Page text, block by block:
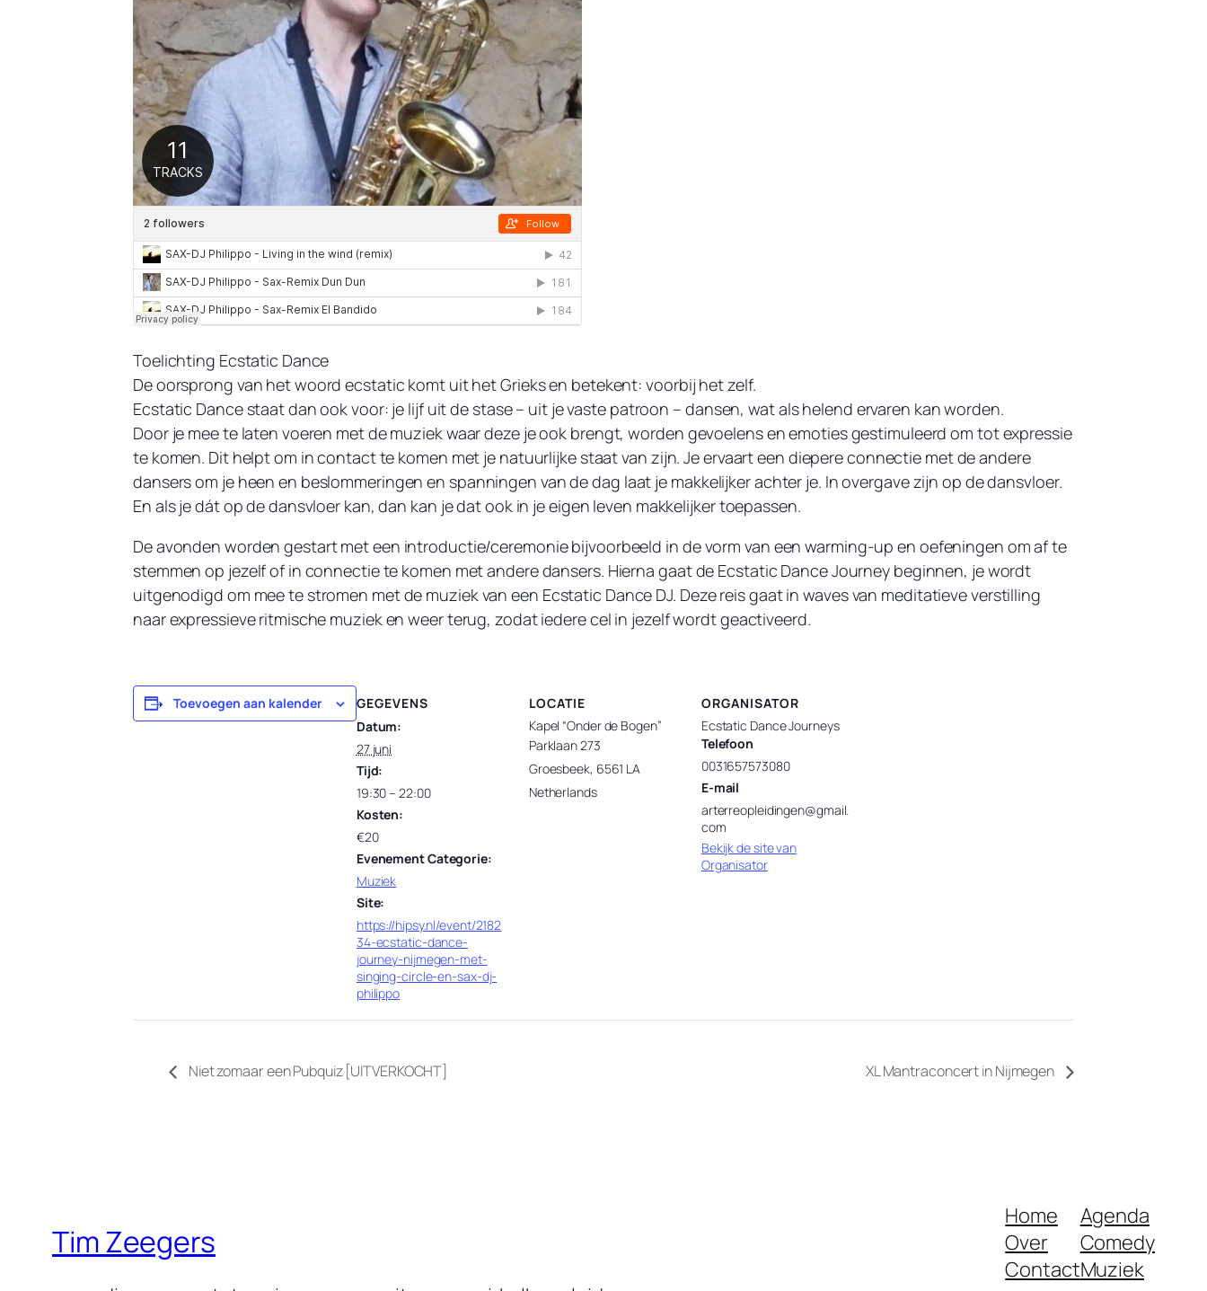
Toelichting Ecstatic Dance
De oorsprong van het woord ecstatic komt uit het Grieks en betekent: voorbij het zelf.
Ecstatic Dance staat dan ook voor: je lijf uit de stase – uit je vaste patroon – dansen, wat als helend ervaren kan worden.
Door je mee te laten voeren met de muziek waar deze je ook brengt, worden gevoelens en emoties gestimuleerd om tot expressie
te komen. Dit helpt om in contact te komen met je natuurlijke staat van zijn. Je ervaart een diepere connectie met de andere
dansers om je heen en beslommeringen en spanningen van de dag laat je makkelijker achter je. In overgave zijn op de dansvloer.
En als je dát op de dansvloer kan, dan kan je dat ook in je eigen leven makkelijker toepassen.
De avonden worden gestart met een introductie/ceremonie bijvoorbeeld in de vorm van een warming-up en oefeningen om af te
stemmen op jezelf of in connectie te komen met andere dansers. Hierna gaat de Ecstatic Dance Journey beginnen, je wordt
uitgenodigd om mee te stromen met de muziek van een Ecstatic Dance DJ. Deze reis gaat in waves van meditatieve verstilling
naar expressieve ritmische muziek en weer terug, zodat iedere cel in jezelf wordt geactiveerd.
Toevoegen aan kalender
GEGEVENS
Datum:
27 juni
Tijd:
19:30 – 22:00
Kosten:
€20
Evenement Categorie:
Muziek
Site:
https://hipsy.nl/event/2182
34-ecstatic-dance-
journey-nijmegen-met-
singing-circle-en-sax-dj-
philippo
LOCATIE
Kapel “Onder de Bogen”
Parklaan 273
Groesbeek, 6561 LA
Netherlands
ORGANISATOR
Ecstatic Dance Journeys
Telefoon
0031657573080
E-mail
arterreopleidingen@gmail.
com
Bekijk de site van
Organisator
Niet zomaar een Pubquiz [UITVERKOCHT] XL Mantraconcert in Nijmegen
Tim Zeegers
Home
Over
Contact
Agenda
Comedy
Muziek